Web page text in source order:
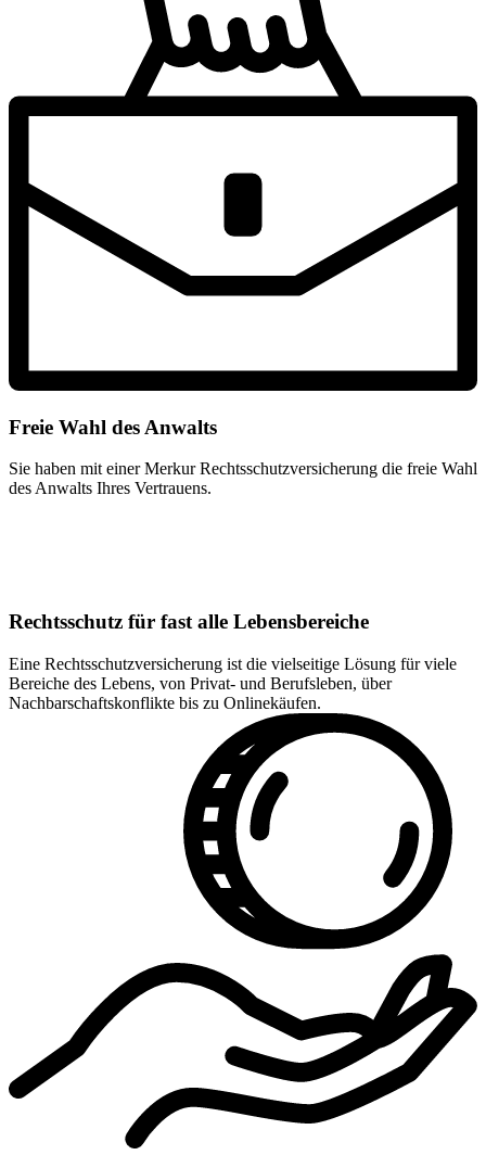
Freie Wahl des Anwalts
Sie haben mit einer Merkur Rechtsschutzversicherung die freie Wahl
des Anwalts Ihres Vertrauens.
Rechtsschutz für fast alle Lebensbereiche
Eine Rechtsschutzversicherung ist die vielseitige Lösung für viele
Bereiche des Lebens, von Privat- und Berufsleben, über
Nachbarschaftskonflikte bis zu Onlinekäufen.